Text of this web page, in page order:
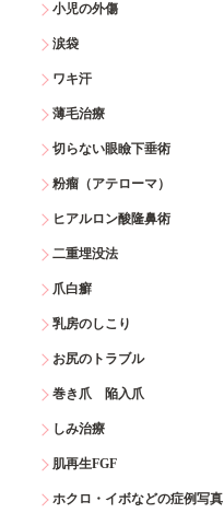
小児の外傷
涙袋
ワキ汗
薄毛治療
切らない眼瞼下垂術
粉瘤（アテローマ）
ヒアルロン酸隆鼻術
二重埋没法
爪白癬
乳房のしこり
お尻のトラブル
巻き爪 陥入爪
しみ治療
肌再生FGF
ホクロ・イボなどの症例写真